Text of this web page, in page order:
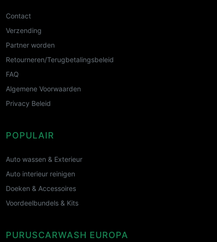
Contact
Verzending
Partner worden
Retourneren/Terugbetalingsbeleid
FAQ
Algemene Voorwaarden
Privacy Beleid
POPULAIR
Auto wassen & Exterieur
Auto interieur reinigen
Doeken & Accessoires
Voordeelbundels & Kits
PURUSCARWASH EUROPA